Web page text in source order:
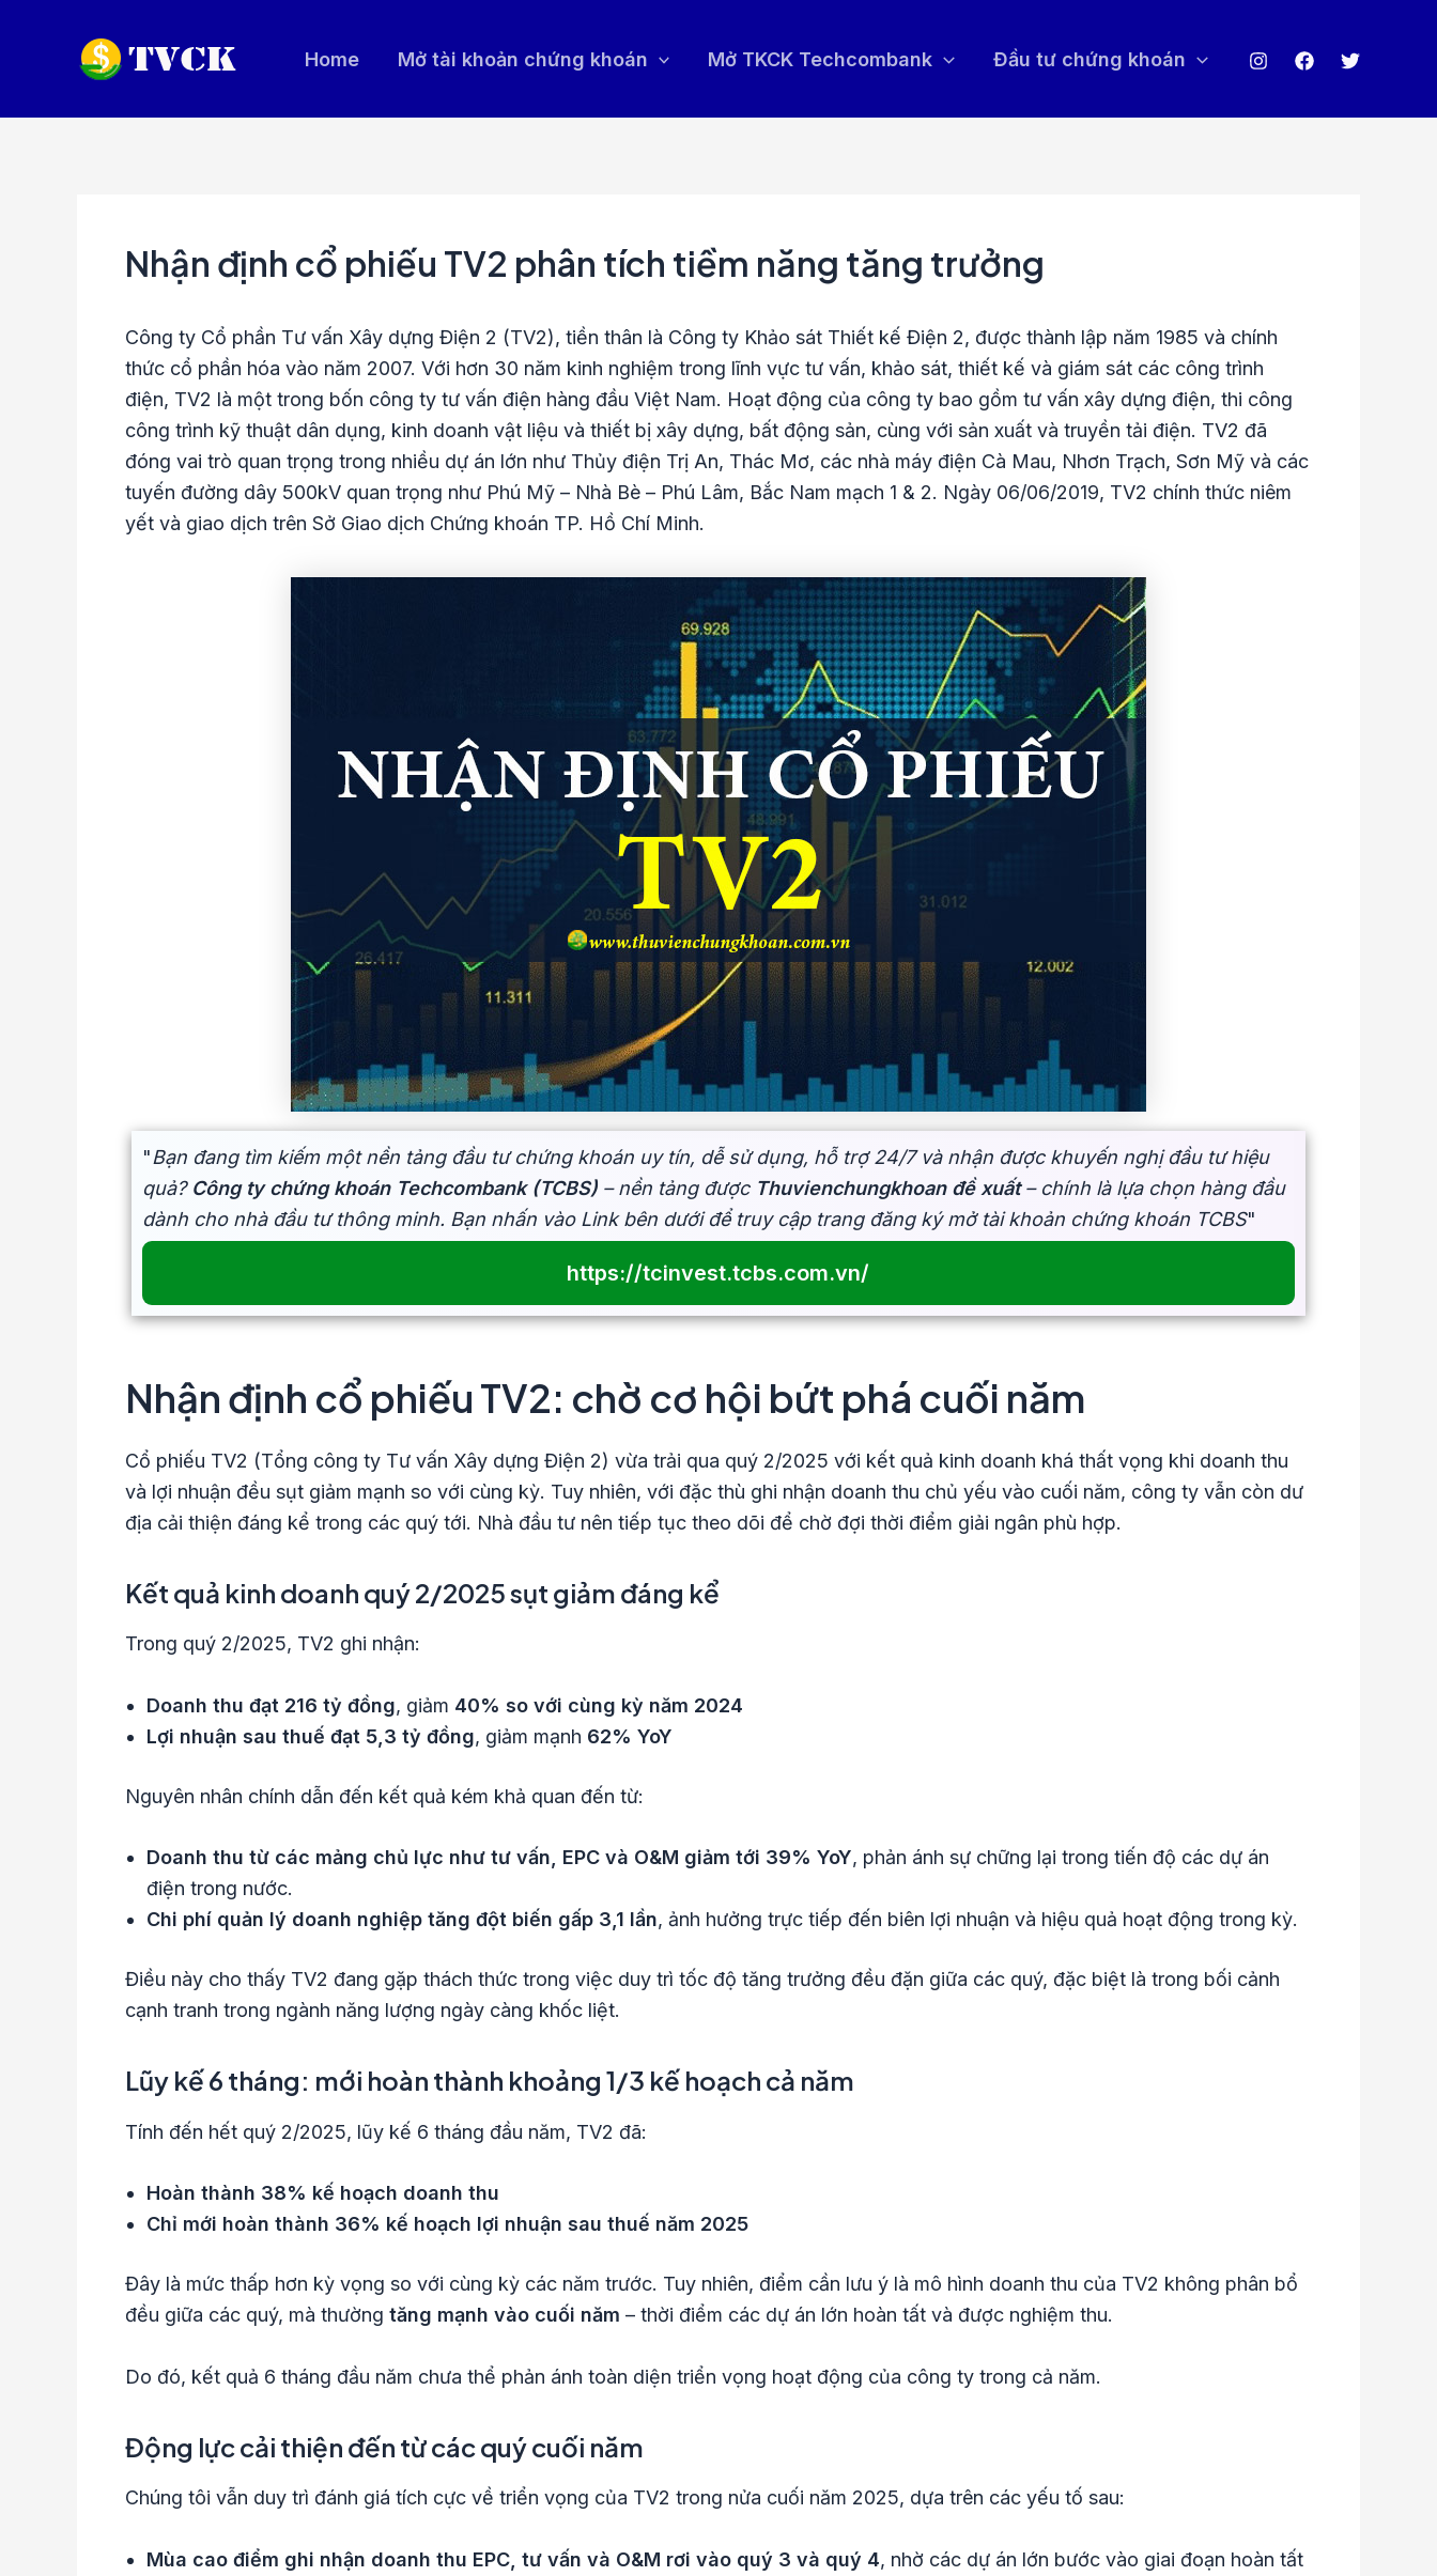
Home Mở tài khoản chứng khoán Mở TKCK Techcombank Đầu tư chứng khoán
Nhận định cổ phiếu TV2 phân tích tiềm năng tăng trưởng
Công ty Cổ phần Tư vấn Xây dựng Điện 2 (TV2), tiền thân là Công ty Khảo sát Thiết kế Điện 2, được thành lập năm 1985 và chính
thức cổ phần hóa vào năm 2007. Với hơn 30 năm kinh nghiệm trong lĩnh vực tư vấn, khảo sát, thiết kế và giám sát các công trình
điện, TV2 là một trong bốn công ty tư vấn điện hàng đầu Việt Nam. Hoạt động của công ty bao gồm tư vấn xây dựng điện, thi công
công trình kỹ thuật dân dụng, kinh doanh vật liệu và thiết bị xây dựng, bất động sản, cùng với sản xuất và truyền tải điện. TV2 đã
đóng vai trò quan trọng trong nhiều dự án lớn như Thủy điện Trị An, Thác Mơ, các nhà máy điện Cà Mau, Nhơn Trạch, Sơn Mỹ và các
tuyến đường dây 500kV quan trọng như Phú Mỹ – Nhà Bè – Phú Lâm, Bắc Nam mạch 1 & 2. Ngày 06/06/2019, TV2 chính thức niêm
yết và giao dịch trên Sở Giao dịch Chứng khoán TP. Hồ Chí Minh.
"Bạn đang tìm kiếm một nền tảng đầu tư chứng khoán uy tín, dễ sử dụng, hỗ trợ 24/7 và nhận được khuyến nghị đầu tư hiệu
quả? Công ty chứng khoán Techcombank (TCBS)– nền tảng được Thuvienchungkhoan đề xuất– chính là lựa chọn hàng đầu
dành cho nhà đầu tư thông minh. Bạn nhấn vào Link bên dưới để truy cập trang đăng ký mở tài khoản chứng khoán TCBS"
https://tcinvest.tcbs.com.vn/
Nhận định cổ phiếu TV2: chờ cơ hội bứt phá cuối năm
Cổ phiếu TV2 (Tổng công ty Tư vấn Xây dựng Điện 2) vừa trải qua quý 2/2025 với kết quả kinh doanh khá thất vọng khi doanh thu
và lợi nhuận đều sụt giảm mạnh so với cùng kỳ. Tuy nhiên, với đặc thù ghi nhận doanh thu chủ yếu vào cuối năm, công ty vẫn còn dư
địa cải thiện đáng kể trong các quý tới. Nhà đầu tư nên tiếp tục theo dõi để chờ đợi thời điểm giải ngân phù hợp.
Kết quả kinh doanh quý 2/2025 sụt giảm đáng kể
Trong quý 2/2025, TV2 ghi nhận:
Doanh thu đạt 216 tỷ đồng, giảm 40% so với cùng kỳ năm 2024
Lợi nhuận sau thuế đạt 5,3 tỷ đồng, giảm mạnh 62% YoY
Nguyên nhân chính dẫn đến kết quả kém khả quan đến từ:
Doanh thu từ các mảng chủ lực như tư vấn, EPC và O&M giảm tới 39% YoY, phản ánh sự chững lại trong tiến độ các dự án
điện trong nước.
Chi phí quản lý doanh nghiệp tăng đột biến gấp 3,1 lần, ảnh hưởng trực tiếp đến biên lợi nhuận và hiệu quả hoạt động trong kỳ.
Điều này cho thấy TV2 đang gặp thách thức trong việc duy trì tốc độ tăng trưởng đều đặn giữa các quý, đặc biệt là trong bối cảnh
cạnh tranh trong ngành năng lượng ngày càng khốc liệt.
Lũy kế 6 tháng: mới hoàn thành khoảng 1/3 kế hoạch cả năm
Tính đến hết quý 2/2025, lũy kế 6 tháng đầu năm, TV2 đã:
Hoàn thành 38% kế hoạch doanh thu
Chỉ mới hoàn thành 36% kế hoạch lợi nhuận sau thuế năm 2025
Đây là mức thấp hơn kỳ vọng so với cùng kỳ các năm trước. Tuy nhiên, điểm cần lưu ý là mô hình doanh thu của TV2 không phân bổ
đều giữa các quý, mà thường tăng mạnh vào cuối năm – thời điểm các dự án lớn hoàn tất và được nghiệm thu.
Do đó, kết quả 6 tháng đầu năm chưa thể phản ánh toàn diện triển vọng hoạt động của công ty trong cả năm.
Động lực cải thiện đến từ các quý cuối năm
Chúng tôi vẫn duy trì đánh giá tích cực về triển vọng của TV2 trong nửa cuối năm 2025, dựa trên các yếu tố sau:
Mùa cao điểm ghi nhận doanh thu EPC, tư vấn và O&M rơi vào quý 3 và quý 4, nhờ các dự án lớn bước vào giai đoạn hoàn tất